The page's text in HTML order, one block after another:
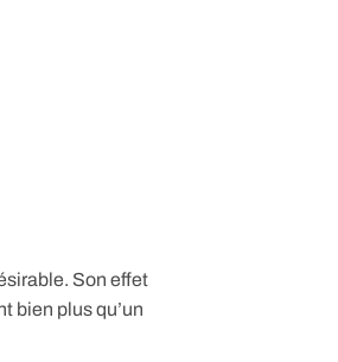
Son effet
bien plus qu’un